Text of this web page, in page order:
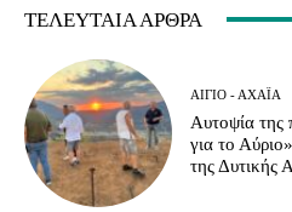
ΤΕΛΕΥΤΑΊΑ ΆΡΘΡΑ
ΑΊΓΙΟ - ΑΧΑΪ́Α
Αυτοψία της
για το
της Δυτικής